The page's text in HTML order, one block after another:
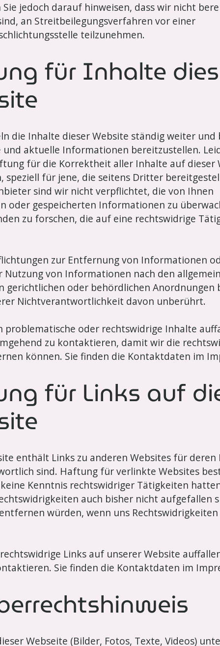
jedoch darauf hinweisen, dass wir nicht
an Streitbeilegungsverfahren vor einer
teilzunehmen.
für Inhalte
die Inhalte dieser Website ständig weiter und
aktuelle Informationen bereitzustellen.
für die Korrektheit aller Inhalte auf dieser
speziell für jene, die seitens Dritter
sind wir nicht verpflichtet, die von Ihnen
oder gespeicherten Informationen zu
zu forschen, die auf eine rechtswidrige
zur Entfernung von Informationen
Nutzung von Informationen nach den
gerichtlichen oder behördlichen Anordnungen
Nichtverantwortlichkeit davon unberührt.
problematische oder rechtswidrige Inhalte
zu kontaktieren, damit wir die
können. Sie finden die Kontaktdaten im
für Links auf
enthält Links zu anderen Websites für
sind. Haftung für verlinkte Websites
Kenntnis rechtswidriger Tätigkeiten
auch bisher nicht aufgefallen
würden, wenn uns
Links auf unserer Website
Sie finden die Kontaktdaten im
Webseite (Bilder, Fotos, Texte, Videos)